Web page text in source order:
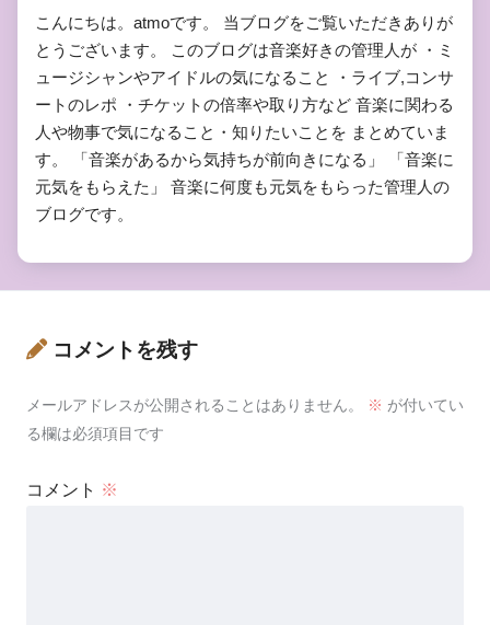
こんにちは。atmoです。 当ブログをご覧いただきありが
とうございます。 このブログは音楽好きの管理人が ・ミ
ュージシャンやアイドルの気になること ・ライブ,コンサ
ートのレポ ・チケットの倍率や取り方など 音楽に関わる
人や物事で気になること・知りたいことを まとめていま
す。 「音楽があるから気持ちが前向きになる」 「音楽に
元気をもらえた」 音楽に何度も元気をもらった管理人の
ブログです。
コメントを残す
メールアドレスが公開されることはありません。 ※ が付いてい
る欄は必須項目です
コメント ※